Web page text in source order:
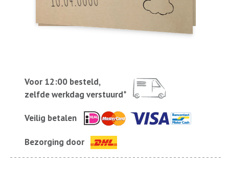
Voor 12:00 besteld,
zelfde werkdag verstuurd*
Veilig betalen
Bezorging door